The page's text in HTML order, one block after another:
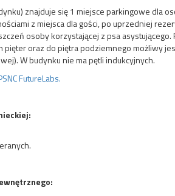
znajduje się 1 miejsce parkingowe dla
z miejsca dla gości, po uprzedniej
osoby korzystającej z psa
oraz do piętra podziemnego możliwy
W budynku nie ma pętli indukcyjnych.
FutureLabs.